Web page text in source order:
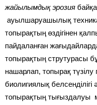
жайылымдық эрозия
ауылшаруашылық
топырақтың өздігінен
пайдаланған
топырақтың струтурасы
нашарлап, топырақ түзілу
биолигиялық
топырақтың